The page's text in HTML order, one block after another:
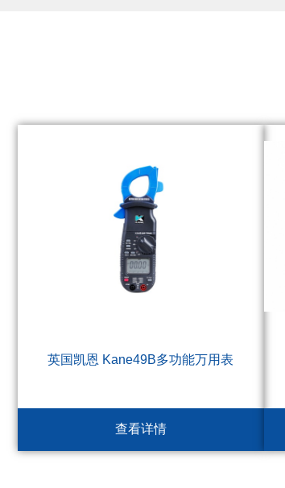
英国凯恩 Kane49B多功能万用表
查看详情